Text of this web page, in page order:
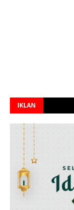
IKLAN